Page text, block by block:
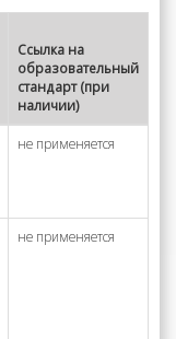
Ссылка на
образовательный
стандарт (при
наличии)
не применяется
не применяется